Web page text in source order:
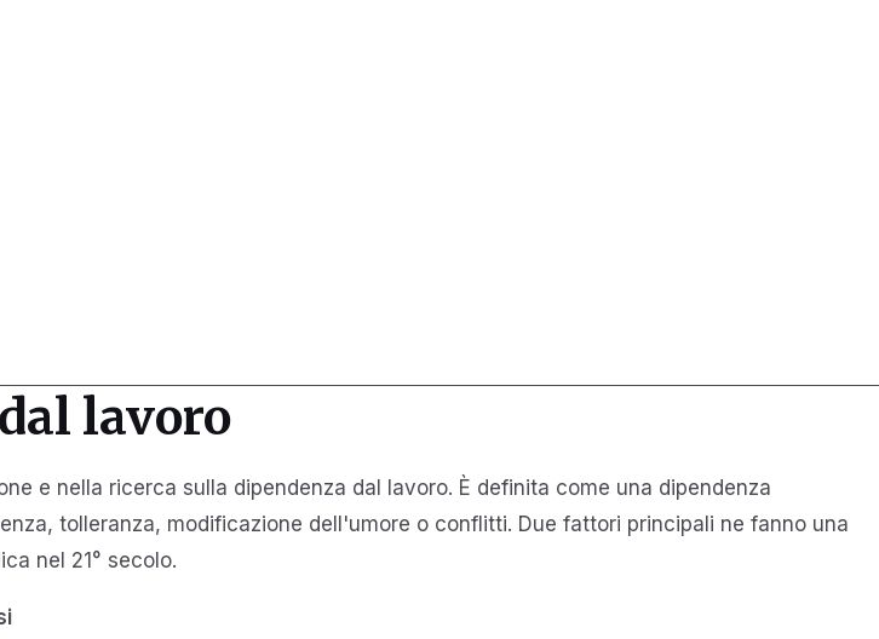
lavoro
e nella ricerca sulla dipendenza dal lavoro. È definita come una dipendenza
tolleranza, modificazione dell'umore o conflitti. Due fattori principali ne fanno una
nel 21° secolo.